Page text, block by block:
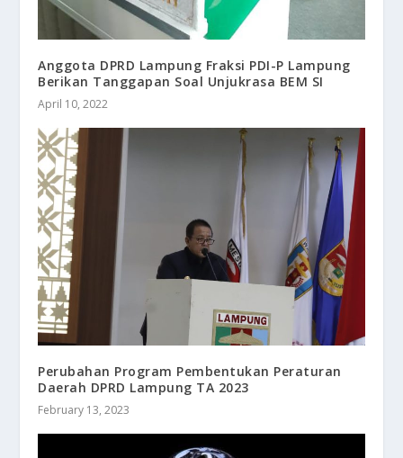
Anggota DPRD Lampung Fraksi PDI-P Lampung
Berikan Tanggapan Soal Unjukrasa BEM SI
April 10, 2022
Perubahan Program Pembentukan Peraturan
Daerah DPRD Lampung TA 2023
February 13, 2023